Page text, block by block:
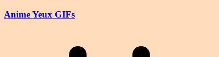
Anime Yeux GIFs